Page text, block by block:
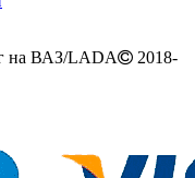
на ВАЗ/LADA
2018-